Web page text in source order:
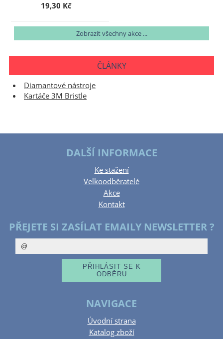
19,30 Kč
Zobrazit všechny akce ...
ČLÁNKY
Diamantové nástroje
Kartáče 3M Bristle
DALŠÍ INFORMACE
Ke stažení
Velkoodběratelé
Akce
Kontakt
PŘEJETE SI ZASÍLAT EMAILY NEWSLETTER ?
NAVIGACE
Úvodní strana
Katalog zboží